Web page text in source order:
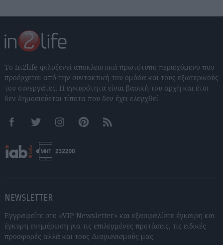
Το In2life φιλοξενεί αποκλειστικά πρωτότυπο περιεχόμενο που
προέρχεται από την συντακτική του ομάδα και τους εξωτερικούς
του συνεργάτες. Η εγκυρότητα είναι βασική του αρχή και έτσι
δεν δημοσιεύεται τίποτα που δεν έχει ελεγχθεί.
FacebookTwitter InstagramPinterestRSS feeds
NEWSLETTER
Εγγραφείτε στο «VIP Newsletter» και εξασφαλίστε έγκαιρη και
έγκυρη ενημέρωση για τις επιλεγμένες προτάσεις, τις ειδικές
προσφορές αλλά και τους Διαγωνισμούς μας.